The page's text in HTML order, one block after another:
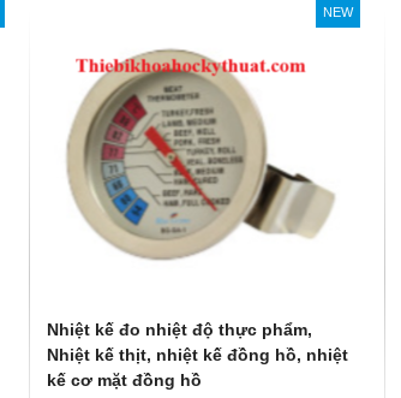
NEW
Nhiệt kế đo nhiệt độ thực phẩm,
Nhiệt kế thịt, nhiệt kế đồng hồ, nhiệt
kế cơ mặt đồng hồ